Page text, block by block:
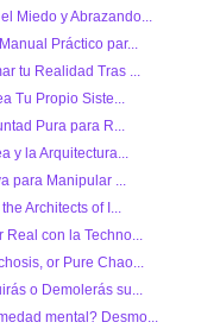
Miedo y Abrazando...
Práctico par...
tu Realidad Tras ...
Tu Propio Siste...
Pura para R...
y la Arquitectura...
para Manipular ...
Architects of I...
Real con la Techno...
or Pure Chao...
o Demolerás su...
mental? Desmo...